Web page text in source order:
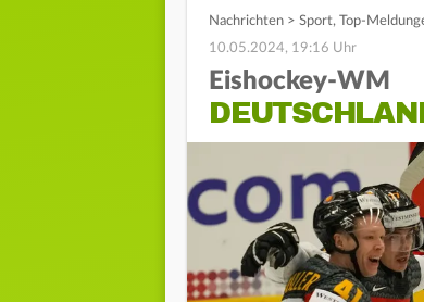
Nachrichten > Sport, Top-
10.05.2024, 19:16 Uhr
Eishockey-WM